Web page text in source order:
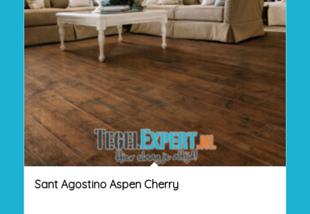
Sant Agostino Aspen Cherry